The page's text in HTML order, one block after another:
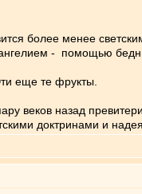
более менее
- помощью
еще те фрукты.
назад
доктринами и